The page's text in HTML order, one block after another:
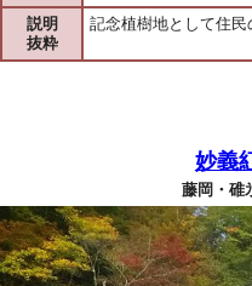
説明
抜粋
記念植樹地として住民
妙義
藤岡・碓